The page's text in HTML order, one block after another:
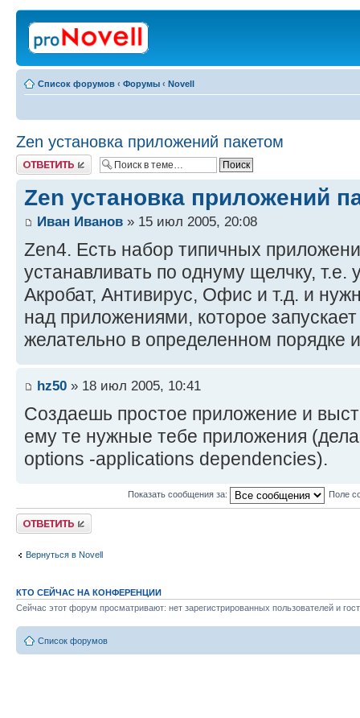
Список форумов ‹ Форумы ‹ Novell
Zen установка приложений пакетом
Ответить
Zen установка приложений
Иван Иванов » 15 июл 2005, 20:08
Zen4. Есть набор типичных
устанавливать по однуму щелчку, т.е.
Акробат, Антивирус, Офис и т.д. и
над приложениями, которое
желательно в определенном порядке
hz50 » 18 июл 2005, 10:41
Создаешь простое приложение и
ему те нужные тебе приложения
options -applications dependencies).
Показать сообщения за: Поле
Ответить
Вернуться в Novell
КТО СЕЙЧАС НА КОНФЕРЕНЦИИ
Сейчас этот форум просматривают: нет зарегистрированных пользователей и
Список форумов